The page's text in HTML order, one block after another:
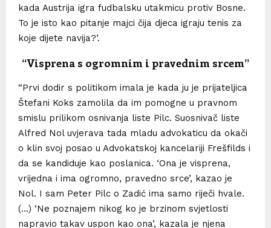
kada Austrija igra fudbalsku utakmicu protiv Bosne.
To je isto kao pitanje majci čija djeca igraju tenis za
koje dijete navija?’.
“Visprena s ogromnim i pravednim srcem”
“Prvi dodir s politikom imala je kada ju je prijateljica
Štefani Koks zamolila da im pomogne u pravnom
smislu prilikom osnivanja liste Pilc. Suosnivač liste
Alfred Nol uvjerava tada mladu advokaticu da okači
o klin svoj posao u Advokatskoj kancelariji Frešfilds i
da se kandiduje kao poslanica. ‘Ona je visprena,
vrijedna i ima ogromno, pravedno srce’, kazao je
Nol. I sam Peter Pilc o Zadić ima samo riječi hvale.
(…) ‘Ne poznajem nikog ko je brzinom svjetlosti
napravio takav uspon kao ona’, kazala je njena